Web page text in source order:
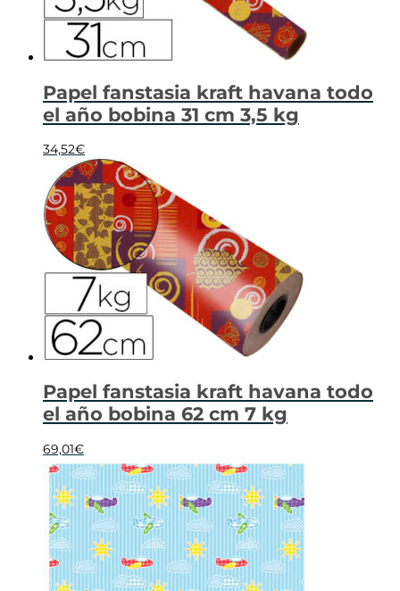
Papel fanstasia kraft havana todo
el año bobina 31 cm 3,5 kg
34,52€
Papel fanstasia kraft havana todo
el año bobina 62 cm 7 kg
69,01€